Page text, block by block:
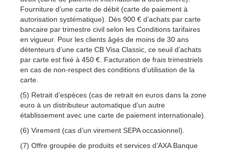
Fourniture d’une carte de débit (carte de paiement à
autorisation systématique). Dès 900 € d’achats par carte
bancaire par trimestre civil selon les Conditions tarifaires
en vigueur. Pour les clients âgés de moins de 30 ans
détenteurs d’une carte CB Visa Classic, ce seuil d’achats
par carte est fixé à 450 €. Facturation de frais trimestriels
en cas de non-respect des conditions d’utilisation de la
carte.
(5) Retrait d’espèces (cas de retrait en euros dans la zone
euro à un distributeur automatique d’un autre
établissement avec une carte de paiement internationale).
(6) Virement (cas d’un virement SEPA occasionnel).
(7) Offre groupée de produits et services d’AXA Banque